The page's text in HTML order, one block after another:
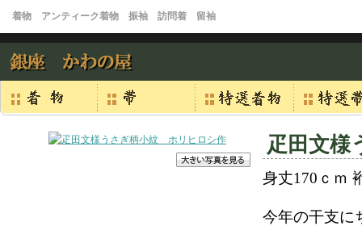
着物 アンティーク着物 振袖 訪問着 留袖
疋田文
身丈170ｃｍ
今年の干支に